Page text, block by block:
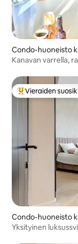
Condo-huoneisto
Kanavan varrella,
Vieraiden
Vieraiden
Condo-huoneisto
Yksityinen